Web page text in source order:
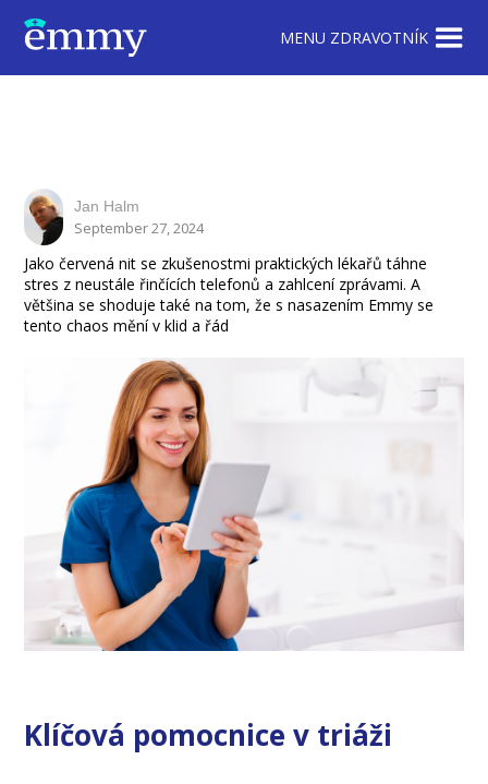
MENU ZDRAVOTNÍK
Jan Halm
September 27, 2024
Jako červená nit se zkušenostmi praktických lékařů táhne
stres z neustále řinčících telefonů a zahlcení zprávami. A
většina se shoduje také na tom, že s nasazením Emmy se
tento chaos mění v klid a řád
Klíčová pomocnice v triáži